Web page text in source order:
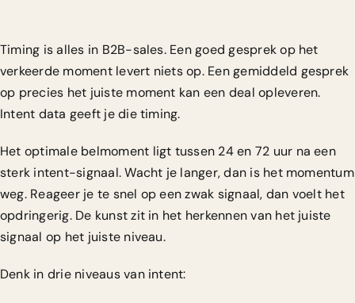
Timing is alles in B2B-sales. Een goed gesprek op het
verkeerde moment levert niets op. Een gemiddeld gesprek
op precies het juiste moment kan een deal opleveren.
Intent data geeft je die timing.
Het optimale belmoment ligt tussen 24 en 72 uur na een
sterk intent-signaal. Wacht je langer, dan is het momentum
weg. Reageer je te snel op een zwak signaal, dan voelt het
opdringerig. De kunst zit in het herkennen van het juiste
signaal op het juiste niveau.
Denk in drie niveaus van intent: